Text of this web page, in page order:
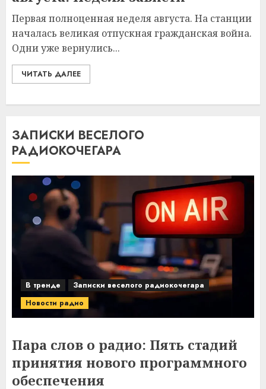
Первая полноценная неделя августа. На станции
началась великая отпускная гражданская война.
Одни уже вернулись...
ЧИТАТЬ ДАЛЕЕ
ЗАПИСКИ ВЕСЕЛОГО
РАДИОКОЧЕГАРА
В тренде
Записки веселого радиокочегара
Новости радио
Пара слов о радио: Пять стадий
принятия нового программного
обеспечения